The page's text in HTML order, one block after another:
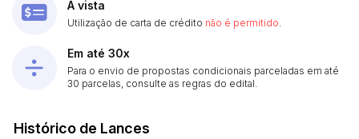
À vista
Utilização de carta de crédito não é permitido
Em até 30x
Para o envio de propostas condicionais parceladas em até
30 parcelas, consulte as regras do edital.
Histórico de Lances